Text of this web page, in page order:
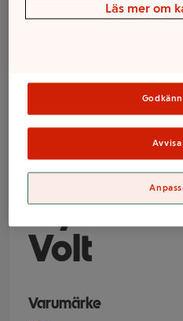
Mystic
Volt
Varumärke
Sortimentet kan
Läs mer om